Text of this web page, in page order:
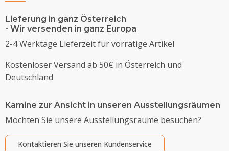
Lieferung in ganz Österreich
- Wir versenden in ganz Europa
2-4 Werktage Lieferzeit für vorrätige Artikel
Kostenloser Versand ab 50€ in Österreich und
Deutschland
Kamine zur Ansicht in unseren Ausstellungsräumen
Möchten Sie unsere Ausstellungsräume besuchen?
Kontaktieren Sie unseren Kundenservice